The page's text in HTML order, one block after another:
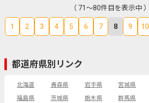
（ 71～80件目を表示中 ）
1 2 3 4 5 6 7 8 9 10
都道府県別リンク
北海道 青森県 岩手県 宮城県
福島県
茨城県 栃木県 群馬県